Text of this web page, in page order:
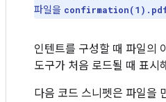
파일을
인텐트를 구성할 때 파일의
도구가 처음 로드될 때 표시
다음 코드 스니펫은 파일을